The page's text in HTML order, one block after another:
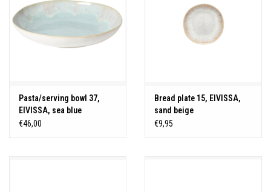
Pasta/serving bowl 37,
EIVISSA, sea blue
€46,00
Bread plate 15, EIVISSA,
sand beige
€9,95